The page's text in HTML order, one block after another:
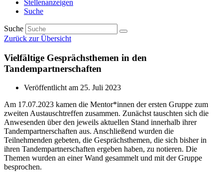
Stellenanzeigen
Suche
Suche
Zurück zur Übersicht
Vielfältige Gesprächsthemen in den
Tandempartnerschaften
Veröffentlicht am 25. Juli 2023
Am 17.07.2023 kamen die Mentor*innen der ersten Gruppe zum
zweiten Austauschtreffen zusammen. Zunächst tauschten sich die
Anwesenden über den jeweils aktuellen Stand innerhalb ihrer
Tandempartnerschaften aus. Anschließend wurden die
Teilnehmenden gebeten, die Gesprächsthemen, die sich bisher in
ihren Tandempartnerschaften ergeben haben, zu notieren. Die
Themen wurden an einer Wand gesammelt und mit der Gruppe
besprochen.